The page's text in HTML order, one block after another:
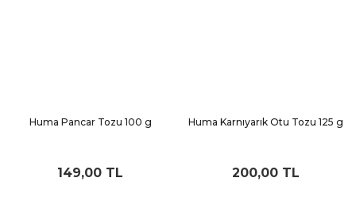
Huma Pancar Tozu 100 g
149,00 TL
Huma Karnıyarık Otu Tozu 125 g
200,00 TL